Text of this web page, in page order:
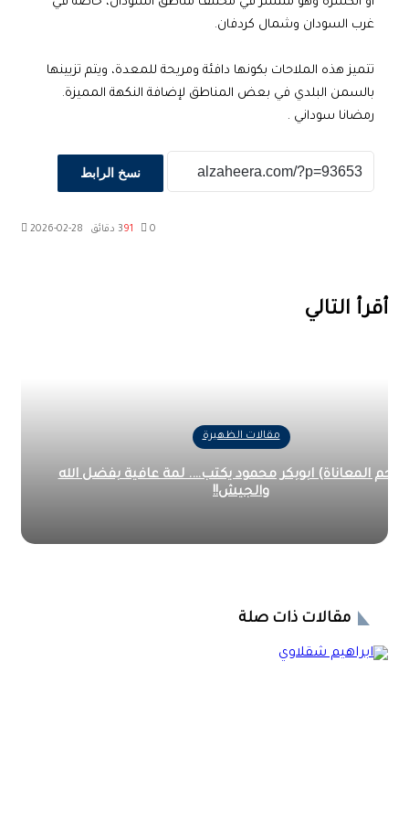
غرب السودان وشمال كردفان.
تتميز هذه الملاحات بكونها دافئة ومريحة للمعدة، ويتم تزيينها
بالسمن البلدي في بعض المناطق لإضافة النكهة المميزة.
رمضانا سوداني .
نسخ الرابط
2026-02-28 91
أقرأ التالي
مقالات الظهيرة
المعاناة) ابوبكر محمود يكتب…. لمة عافية بفضل الله
والجيش!!
مقالات ذات صلة